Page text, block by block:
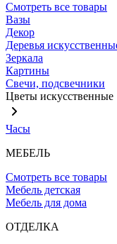
Смотреть все товары
Вазы
Декор
Деревья
Зеркала
Картины
Свечи, подсвечники
Цветы искусственные
Часы
МЕБЕЛЬ
Смотреть все товары
Мебель детская
Мебель для дома
ОТДЕЛКА